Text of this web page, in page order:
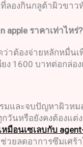
ลองกินกลูต้าผิวขาว
apple ราคาเท่าไหร่?
าต้องจ่ายหลักหมื่นเ
ยง 1600 บาทต่อกล่อ
มและจบปัญหาผิวหม
กวันหรือยังคงต้องแ
หมือนเซเลบกับ
วยลดอาการซึมเศร้